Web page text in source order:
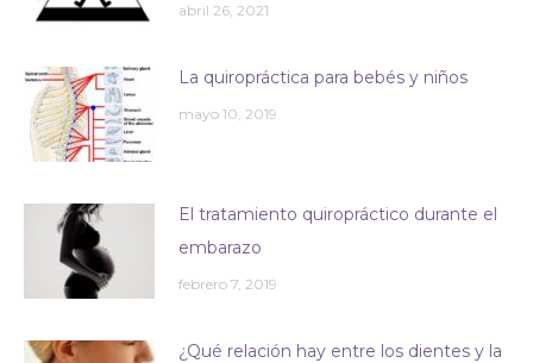
abril 26, 2021
La quiropráctica para bebés y niños
mayo 10, 2019
El tratamiento quiropráctico durante el
embarazo
febrero 7, 2019
¿Qué relación hay entre los dientes y la